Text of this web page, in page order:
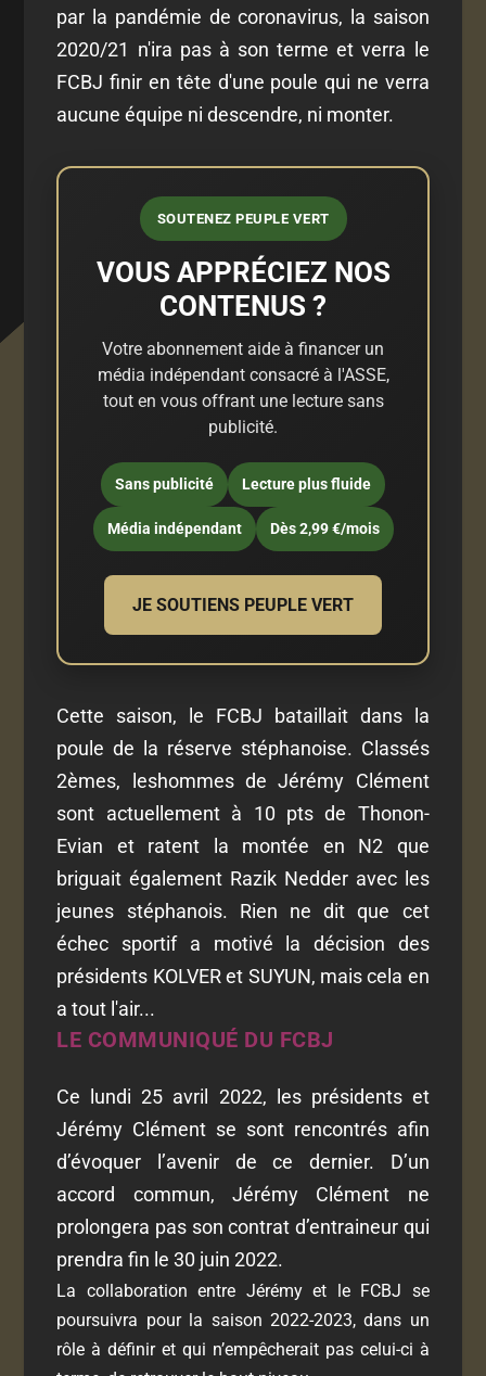
par la pandémie de coronavirus, la saison
2020/21 n'ira pas à son terme et verra le
FCBJ finir en tête d'une poule qui ne verra
aucune équipe ni descendre, ni monter.
SOUTENEZ PEUPLE VERT
VOUS APPRÉCIEZ NOS
CONTENUS ?
Votre abonnement aide à financer un
média indépendant consacré à l'ASSE,
tout en vous offrant une lecture sans
publicité.
Sans publicité Lecture plus fluide
Média indépendant Dès 2,99 €/mois
JE SOUTIENS PEUPLE VERT
Cette saison, le FCBJ bataillait dans la
poule de la réserve stéphanoise. Classés
2èmes, leshommes de Jérémy Clément
sont actuellement à 10 pts de Thonon-
Evian et ratent la montée en N2 que
briguait également Razik Nedder avec les
jeunes stéphanois. Rien ne dit que cet
échec sportif a motivé la décision des
présidents KOLVER et SUYUN, mais cela en
a tout l'air...
LE COMMUNIQUÉ DU FCBJ
Ce lundi 25 avril 2022, les présidents et
Jérémy Clément se sont rencontrés afin
d’évoquer l’avenir de ce dernier. D’un
accord commun, Jérémy Clément ne
prolongera pas son contrat d’entraineur qui
prendra fin le 30 juin 2022.
La collaboration entre Jérémy et le FCBJ se
poursuivra pour la saison 2022-2023, dans un
rôle à définir et qui n’empêcherait pas celui-ci à